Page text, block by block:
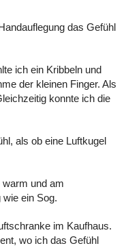
das Gefühl
ich ein Kribbeln und
der kleinen Finger. Als
konnte ich die
als ob eine Luftkugel
und am
ein Sog.
im Kaufhaus.
wo ich das Gefühl